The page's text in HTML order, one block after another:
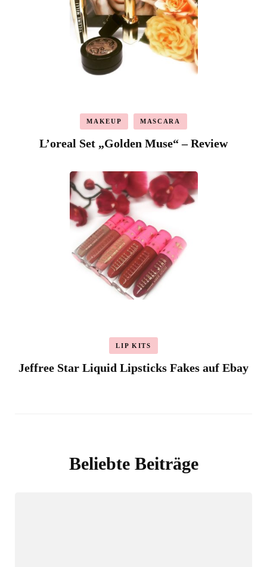
MAKEUP MASCARA
L’oreal Set „Golden Muse“ – Review
LIP KITS
Jeffree Star Liquid Lipsticks Fakes auf Ebay
Beliebte Beiträge